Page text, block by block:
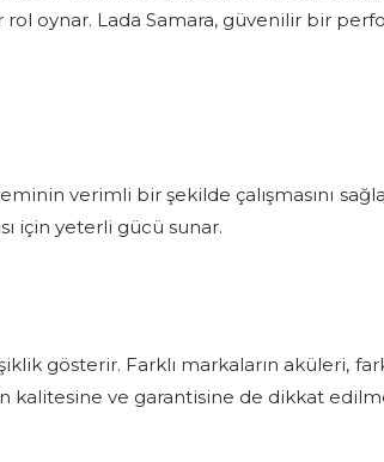
oynar. Lada Samara, güvenilir bir
verimli bir şekilde çalışmasını
için yeterli gücü sunar.
gösterir. Farklı markaların aküleri,
kalitesine ve garantisine de dikkat